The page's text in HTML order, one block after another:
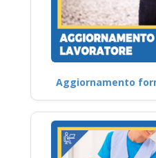
Aggiornamento